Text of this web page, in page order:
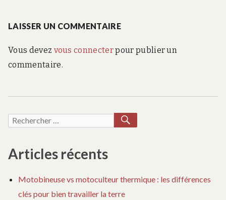
LAISSER UN COMMENTAIRE
Vous devez vous connecterpour publier un
commentaire.
Recherche
Articles récents
Motobineuse vs motoculteur thermique : les différences
clés pour bien travailler la terre